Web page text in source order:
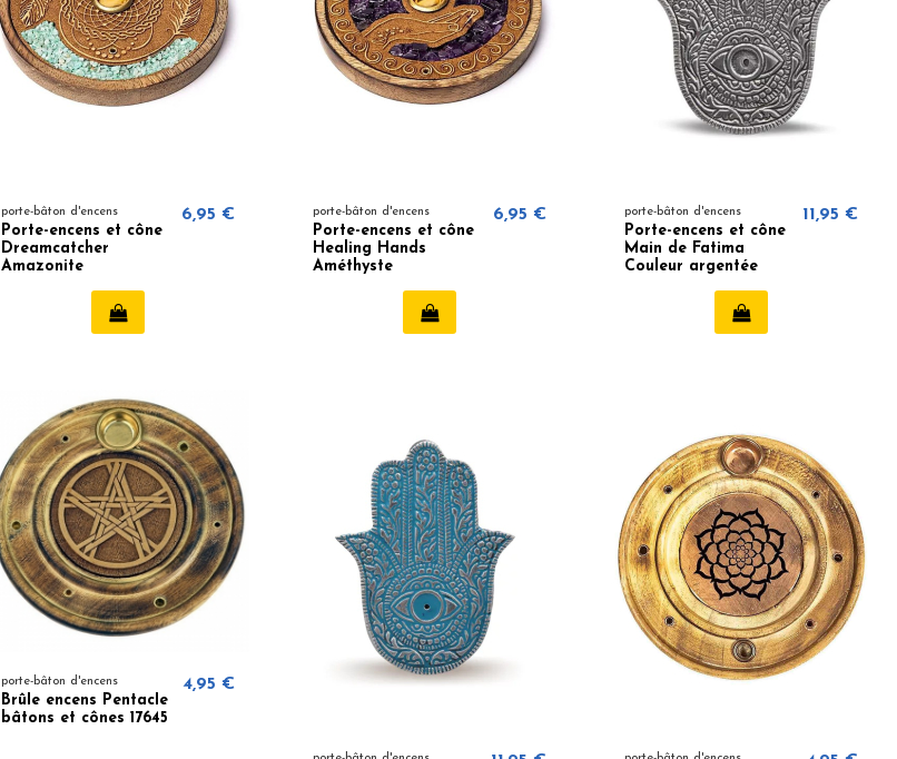
porte-bâton d'encens
Porte-encens et cône
Dreamcatcher
Amazonite
6,95 € porte-bâton d'encens
Porte-encens et cône
Healing Hands
Améthyste
6,95 € porte-bâton d'encens
Porte-encens et cône
Main de Fatima
Couleur argentée
11,95 €
porte-bâton d'encens
Brûle encens Pentacle
bâtons et cônes 17645
4,95 €